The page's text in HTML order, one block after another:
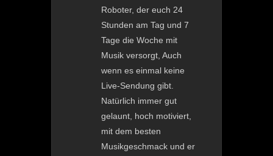
Roboter, der euch 24
Stunden am Tag und 7
Tage die Woche mit
Musik versorgt, Auch
wenn es einmal keine
Live-Sendung gibt.
Natürlich immer gut
gelaunt, hoch motiviert,
mit dem besten
Musikgeschmack und er